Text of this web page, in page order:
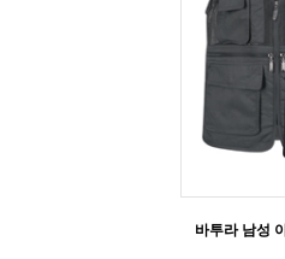
바투라 남성